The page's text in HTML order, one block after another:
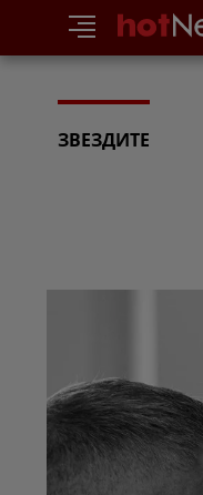
ЗВЕЗДИТЕ